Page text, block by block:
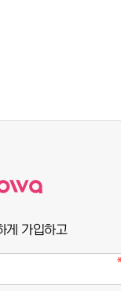
게 가입하고